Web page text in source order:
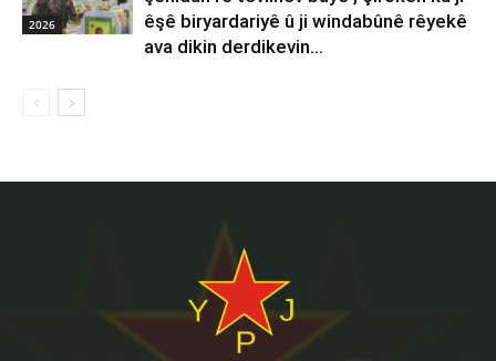
2026
êşê biryardariyê û ji windabûnê rêyekê
ava dikin derdikevin...